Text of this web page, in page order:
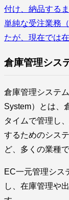
付け、納品する
単純な受注業務
たが、現在では
倉庫管理シス
倉庫管理システ
System）とは、
タイムで管理し
するためのシス
ど、多くの業種
EC一元管理シス
し、在庫管理や